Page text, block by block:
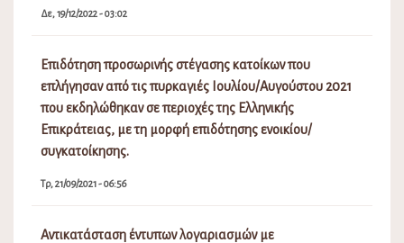
Δε, 19/12/2022 - 03:02
Επιδότηση προσωρινής στέγασης κατοίκων που
επλήγησαν από τις πυρκαγιές Ιουλίου/Αυγούστου 2021
που εκδηλώθηκαν σε περιοχές της Ελληνικής
Επικράτειας, με τη μορφή επιδότησης ενοικίου/
συγκατοίκησης.
Τρ, 21/09/2021 - 06:56
Αντικατάσταση έντυπων λογαριασμών με